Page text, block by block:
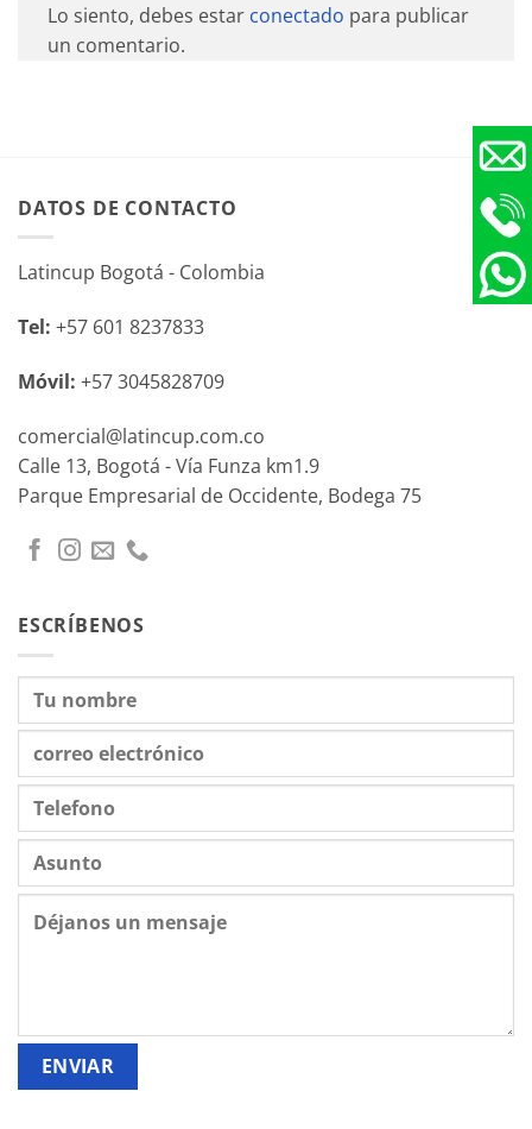
Lo siento, debes estar conectado para publicar
un comentario.
DATOS DE CONTACTO
Latincup Bogotá - Colombia
Tel: +57 601 8237833
Móvil: +57 3045828709
comercial@latincup.com.co
Calle 13, Bogotá - Vía Funza km1.9
Parque Empresarial de Occidente, Bodega 75
ESCRÍBENOS